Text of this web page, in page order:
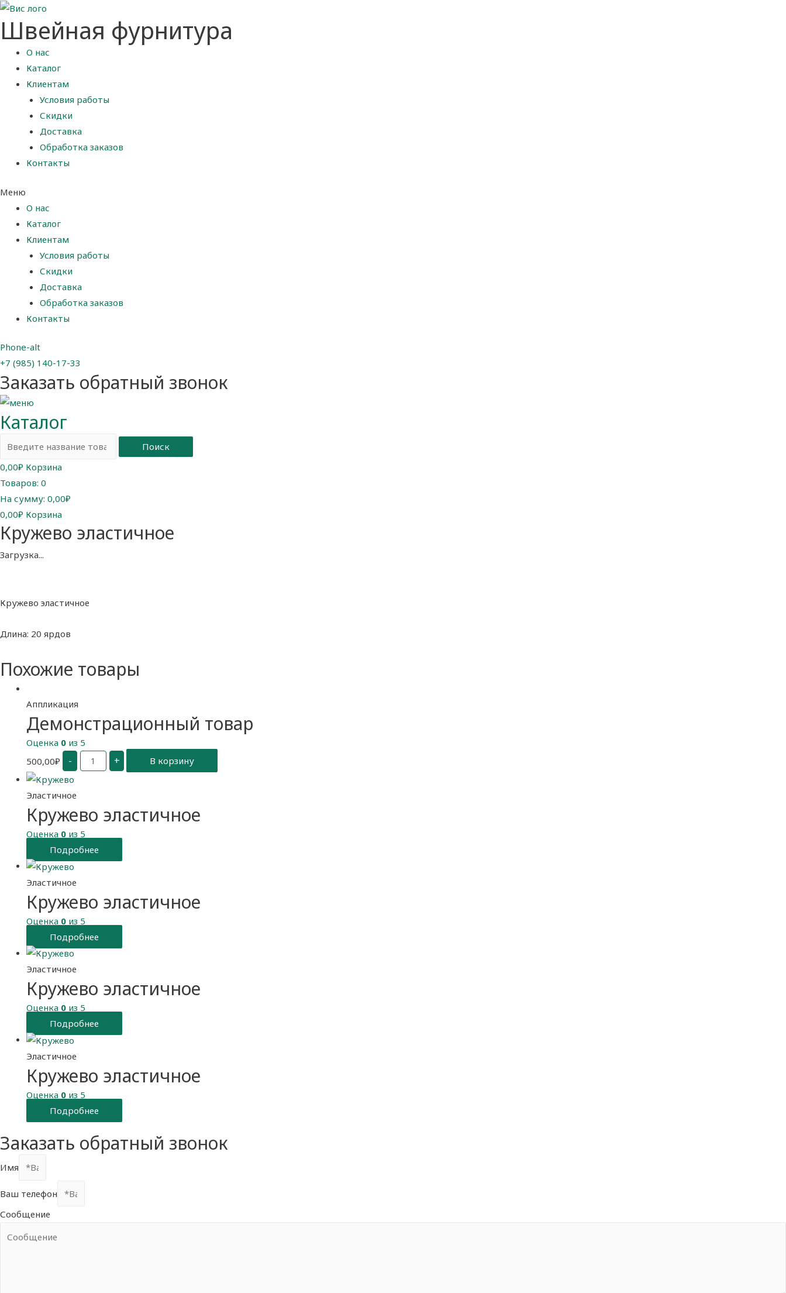
Швейная фурнитура
О нас
Каталог
Клиентам
Условия работы
Скидки
Доставка
Обработка заказов
Контакты
Меню
О нас
Каталог
Клиентам
Условия работы
Скидки
Доставка
Обработка заказов
Контакты
Phone-alt
+7 (985) 140-17-33
Заказать обратный звонок
Каталог
Поиск
0,00₽ Корзина
Товаров: 0
На сумму: 0,00₽
0,00₽ Корзина
Кружево эластичное
Загрузка...
Кружево эластичное
Длина: 20 ярдов
Похожие товары
Аппликация
Демонстрационный товар
Оценка 0 из 5
500,00₽ -
Количество
Демонстрационный
товар
+ В корзину
Эластичное
Кружево эластичное
Оценка 0 из 5
Подробнее
Эластичное
Кружево эластичное
Оценка 0 из 5
Подробнее
Эластичное
Кружево эластичное
Оценка 0 из 5
Подробнее
Эластичное
Кружево эластичное
Оценка 0 из 5
Подробнее
Заказать обратный звонок
Имя
Ваш телефон
Сообщение